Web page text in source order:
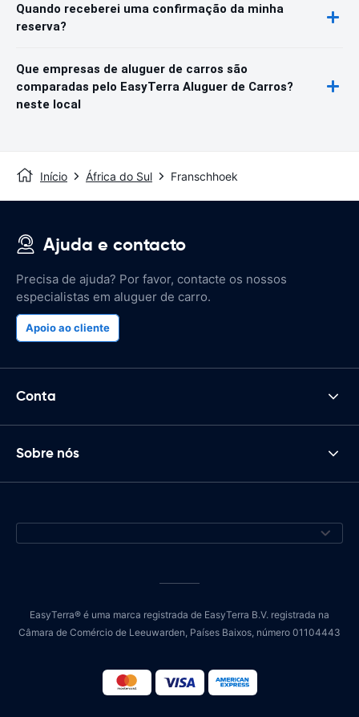
Quando receberei uma confirmação da minha
reserva?
Que empresas de aluguer de carros são
comparadas pelo EasyTerra Aluguer de Carros?
neste local
Início África do Sul Franschhoek
Ajuda e contacto
Precisa de ajuda? Por favor, contacte os nossos
especialistas em aluguer de carro.
Apoio ao cliente
Conta
Sobre nós
EasyTerra® é uma marca registrada de EasyTerra B.V. registrada na
Câmara de Comércio de Leeuwarden, Países Baixos, número 01104443